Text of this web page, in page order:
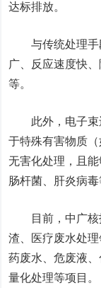
达标排放。
与传统处理手
广、反应速度快
等。
此外，电子
于特殊有害物质
无害化处理，且能
肠杆菌、肝炎病
目前，中广
渣、医疗废水处
药废水、危废液
量化处理等项目。